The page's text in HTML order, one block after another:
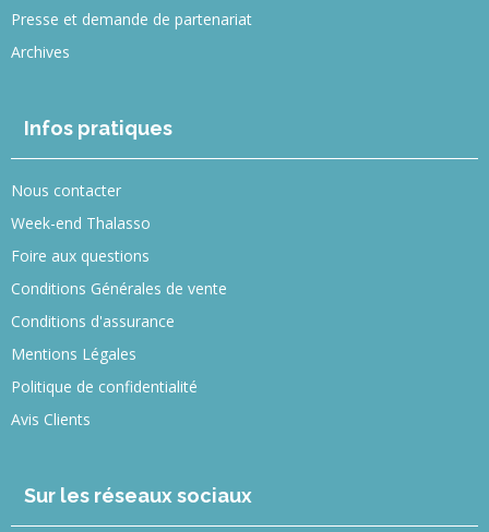
Presse et demande de partenariat
Archives
Infos pratiques
Nous contacter
Week-end Thalasso
Foire aux questions
Conditions Générales de vente
Conditions d'assurance
Mentions Légales
Politique de confidentialité
Avis Clients
Sur les réseaux sociaux